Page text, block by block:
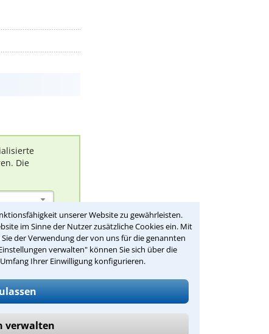
unserer Website zu gewährleisten.
im Sinne der Nutzer zusätzliche Cookies ein. Mit
der Verwendung der von uns für die genannten
verwalten" können Sie sich über die
Ihrer Einwilligung konfigurieren.
verwalten
Die